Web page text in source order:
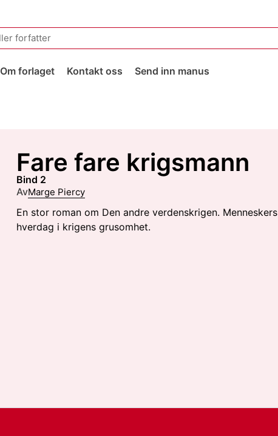
Om forlaget Kontakt oss Send inn manus
Fare fare krigsmann
Bind 2
AvMarge Piercy
En stor roman om Den andre verdenskrigen. Menneskers
hverdag i krigens grusomhet.